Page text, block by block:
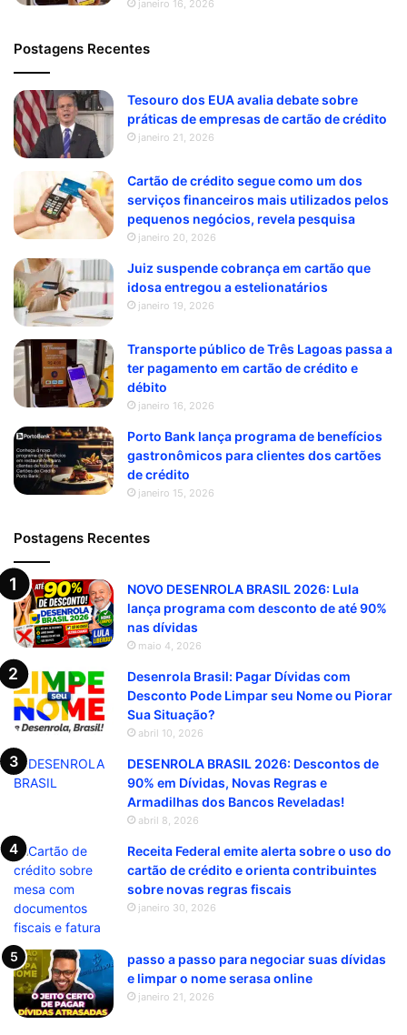
janeiro 16, 2026
Postagens Recentes
Tesouro dos EUA avalia debate sobre
práticas de empresas de cartão de crédito
janeiro 21, 2026
Cartão de crédito segue como um dos
serviços financeiros mais utilizados pelos
pequenos negócios, revela pesquisa
janeiro 20, 2026
Juiz suspende cobrança em cartão que
idosa entregou a estelionatários
janeiro 19, 2026
Transporte público de Três Lagoas passa a
ter pagamento em cartão de crédito e
débito
janeiro 16, 2026
Porto Bank lança programa de benefícios
gastronômicos para clientes dos cartões
de crédito
janeiro 15, 2026
Postagens Recentes
NOVO DESENROLA BRASIL 2026: Lula
lança programa com desconto de até 90%
nas dívidas
maio 4, 2026
Desenrola Brasil: Pagar Dívidas com
Desconto Pode Limpar seu Nome ou Piorar
Sua Situação?
abril 10, 2026
DESENROLA BRASIL 2026: Descontos de
90% em Dívidas, Novas Regras e
Armadilhas dos Bancos Reveladas!
abril 8, 2026
Receita Federal emite alerta sobre o uso do
cartão de crédito e orienta contribuintes
sobre novas regras fiscais
janeiro 30, 2026
passo a passo para negociar suas dívidas
e limpar o nome serasa online
janeiro 21, 2026